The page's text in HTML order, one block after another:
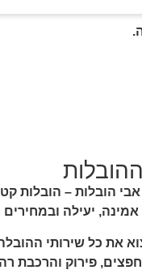
הובלות – הובלות
יעילה ובמחירים
את כל שירותי
פירוק והרכבת